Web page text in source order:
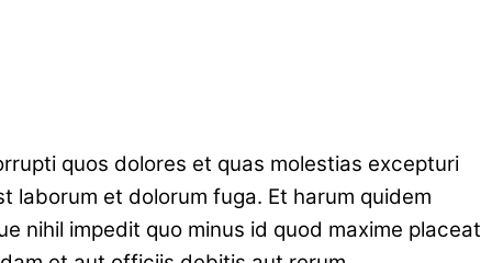
quos dolores et quas molestias excepturi
laborum et dolorum fuga. Et harum quidem
nihil impedit quo minus id quod maxime placeat